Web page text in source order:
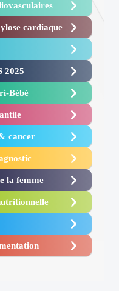
cardiaque
2025
Bébé
cancer
la femme